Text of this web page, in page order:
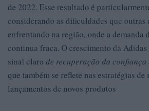
de 2022. Esse resultado é
considerando as dificuldades que outras
enfrentando na região, onde a demanda
continua fraca. O crescimento da
sinal claro de recuperação da
que também se reflete nas estratégias
lançamentos de novos produtos